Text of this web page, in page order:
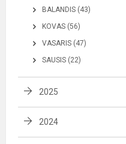
BALANDIS (43)
KOVAS (56)
VASARIS (47)
SAUSIS (22)
2025
2024